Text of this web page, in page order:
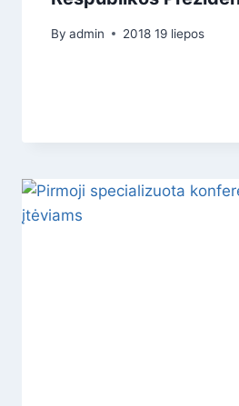
By admin 2018 19 liepos